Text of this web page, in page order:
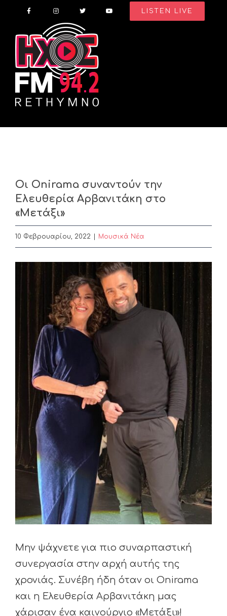
content
LISTEN LIVE
Οι Onirama συναντούν την
Ελευθερία Αρβανιτάκη στο
«Μετάξι»
10 Φεβρουαρίου, 2022 Μουσικά Νέα
View
Μην ψάχνετε για πιο συναρπαστική
συνεργασία στην αρχή αυτής της
χρονιάς. Συνέβη ήδη όταν οι Onirama
και η Ελευθερία Αρβανιτάκη μας
χάρισαν ένα καινούργιο «Μετάξι»!